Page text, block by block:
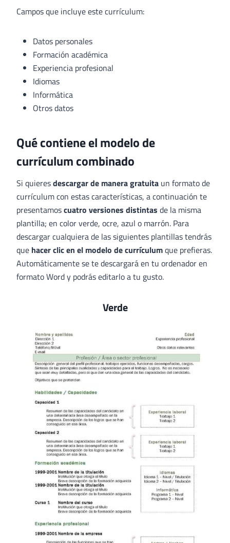
Campos que incluye este currículum:
Datos personales
Formación académica
Experiencia profesional
Idiomas
Informática
Otros datos
Qué contiene el modelo de
currículum combinado
Si quieresdescargar de manera gratuita un formato de
currículum con estas características, a continuación te
presentamoscuatro versiones distintas de la misma
plantilla; en color verde, ocre, azul o marrón. Para
descargar cualquiera de las siguientes plantillas tendrás
que hacer clic en el modelo de currículumque prefieras.
Automáticamente se te descargará en tu ordenador en
formato Word y podrás editarlo a tu gusto.
Verde